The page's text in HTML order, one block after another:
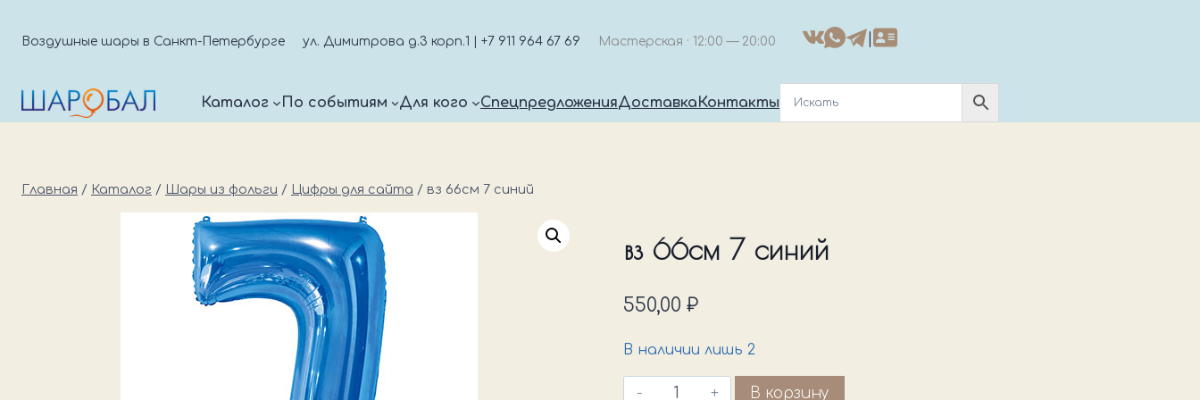
Воздушные шары в Санкт-Петербурге ул. Димитрова д.3 корп.1 | +7 911 964 67 69 Мастерская · 12:00 — 20:00
Каталог По событиям Для кого СпецпредложенияДоставка Контакты
Главная / Каталог / Шары из фольги / Цифры для сайта / вз 66см 7 синий
вз 66см 7 синий
550,00 ₽
В наличии лишь 2
КоличествоВ корзину